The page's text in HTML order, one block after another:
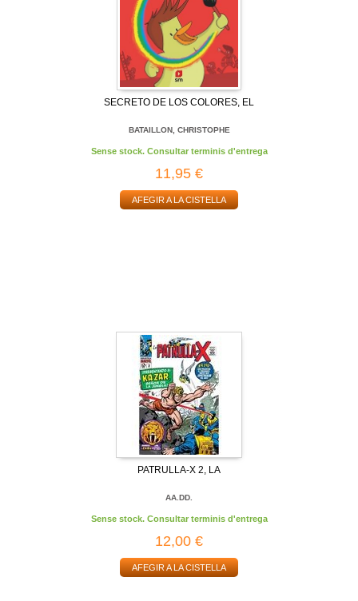
SECRETO DE LOS COLORES, EL
BATAILLON, CHRISTOPHE
Sense stock. Consultar terminis d'entrega
11,95 €
AFEGIR A LA CISTELLA
PATRULLA-X 2, LA
AA.DD.
Sense stock. Consultar terminis d'entrega
12,00 €
AFEGIR A LA CISTELLA